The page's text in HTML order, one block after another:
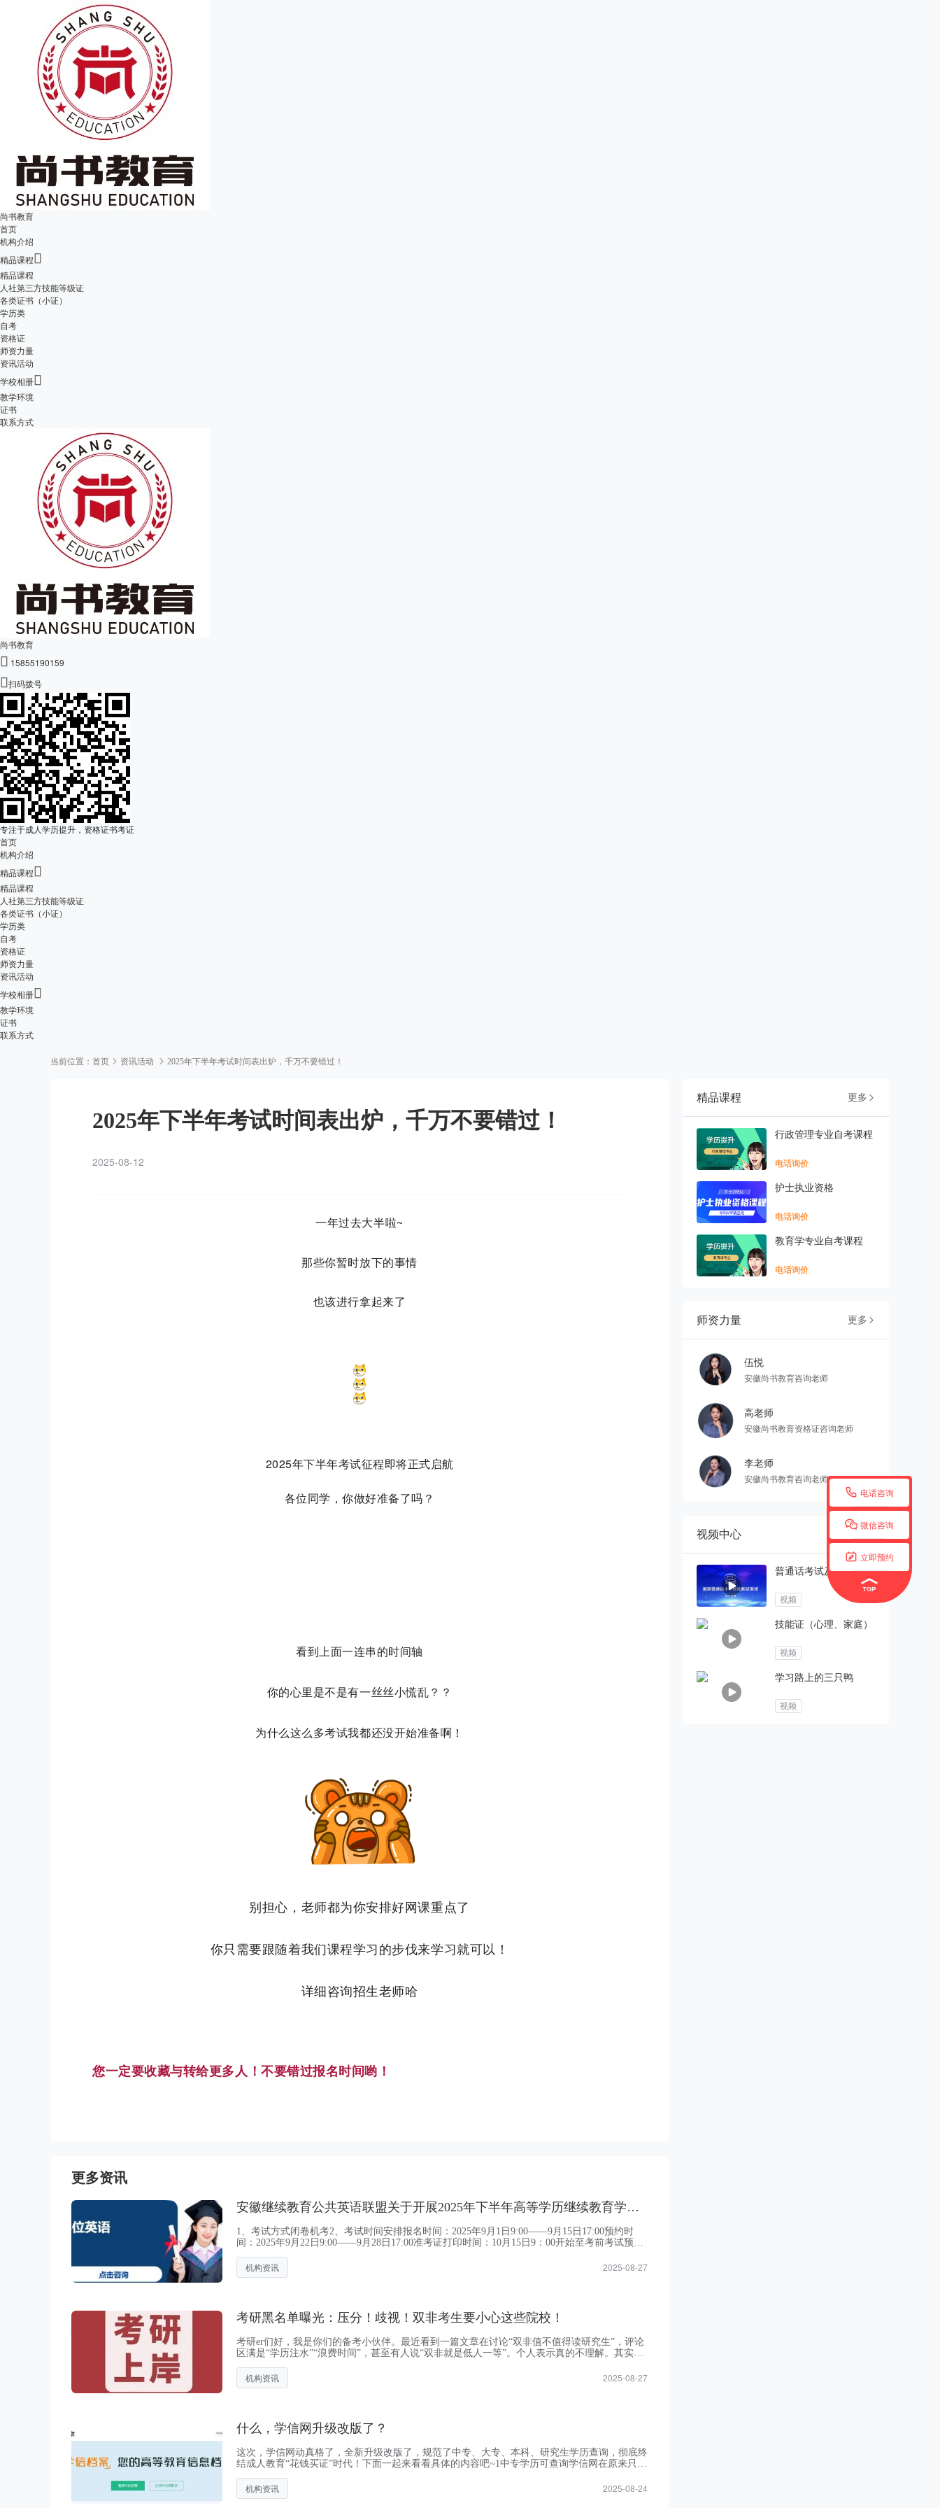
尚书教育
首页
机构介绍
精品课程
精品课程
人社第三方技能等级证
各类证书（小证）
学历类
自考
资格证
师资力量
资讯活动
学校相册
教学环境
证书
联系方式
尚书教育
 15855190159
扫码拨号
专注于成人学历提升，资格证书考证
首页
机构介绍
精品课程
精品课程
人社第三方技能等级证
各类证书（小证）
学历类
自考
资格证
师资力量
资讯活动
学校相册
教学环境
证书
联系方式
 电话咨询
 微信咨询
 立即预约
当前位置： 首页 资讯活动 2025年下半年考试时间表出炉，千万不要错过！
2025年下半年考试时间表出炉，千万不要错过！
2025-08-12
一年过去大半啦~
那些你暂时放下的事情
也该进行拿起来了
2025年下半年考试征程即将正式启航
各位同学，你做好准备了吗？
看到上面一连串的时间轴
你的心里是不是有一丝丝小慌乱？ ？
为什么这么多考试我都还没开始准备啊！
别担心，老师都为你安排好网课重点了
你只需要跟随着我们课程学习的步伐来学习就可以！
详细咨询招生老师哈
您一定要收藏与转给更多人！不要错过报名时间哟！
更多资讯
安徽继续教育公共英语联盟关于开展2025年下半年高等学历继续教育学士学位外语考试
1、考试方式闭卷机考2、考试时间安排报名时间：2025年9月1日9:00——9月15日17:00预约时
间：2025年9月22日9:00——9月28日17:00准考证打印时间：10月15日9：00开始至考前考试预计
机构资讯 2025-08-27
考研黑名单曝光：压分！歧视！双非考生要小心这些院校！
考研er们好，我是你们的备考小伙伴。最近看到一篇文章在讨论“双非值不值得读研究生”，评论
区满是“学历注水”“浪费时间”，甚至有人说“双非就是低人一等”。个人表示真的不理解。其实，
件更优...
机构资讯 2025-08-27
什么，学信网升级改版了？
这次，学信网动真格了，全新升级改版了，规范了中专、大专、本科、研究生学历查询，彻底终
结成人教育“花钱买证”时代！下面一起来看看具体的内容吧~1中专学历可查询学信网在原来只有
中学、中技、...
机构资讯 2025-08-24
精品课程 更多 
行政管理专业自考课程
电话询价
护士执业资格
电话询价
教育学专业自考课程
电话询价
师资力量 更多 
伍悦
安徽尚书教育咨询老师
高老师
安徽尚书教育资格证咨询老师
李老师
安徽尚书教育咨询老师
视频中心
普通话考试及流程
视频
技能证（心理、家庭）
视频
学习路上的三只鸭
视频